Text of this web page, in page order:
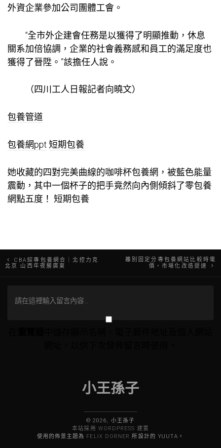
外資企業參加公司團體工會。
“全市外企建會任務是以獲得了明顯推動，休息
關系加倍協調，企業的社會義務感和員工的滿足度也
獲得了晉陞。”該擔任人說。
（四川工人日報記者向曉文）
包養管道
包養網ppt 短期包養
她收藏的四對完美曲線的咖啡杯包養網 ，被藍色能量
震動，其中一個杯子的把手竟然向內側傾斜了零包養
網點五度！ 短期包養
文
導
覽
CBA綜專包養網合｜北控力克
北京 山西年夜勝廣東
離別固定分專包養網站比較時電
價，市場化改造提速
小王孫子
© 2026, 小王孫子
本站採用 WORDPRESS 建置
使用的佈景主題為
FELIX DORNER 所設計的 YUUTA。